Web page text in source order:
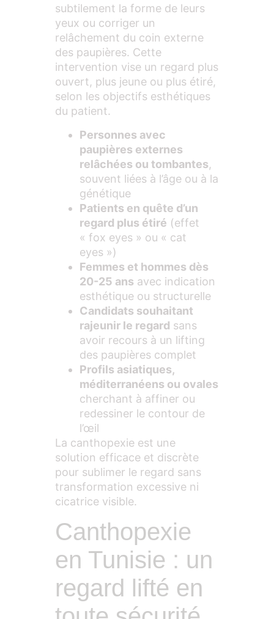
subtilement la forme de leurs
yeux ou corriger un
relâchement du coin externe
des paupières. Cette
intervention vise un regard plus
ouvert, plus jeune ou plus étiré,
selon les objectifs esthétiques
du patient.
Personnes avec
paupières externes
relâchées ou tombantes,
souvent liées à l’âge ou à la
génétique
Patients en quête d’un
regard plus étiré (effet
« fox eyes » ou « cat
eyes »)
Femmes et hommes dès
20-25 ans avec indication
esthétique ou structurelle
Candidats souhaitant
rajeunir le regard sans
avoir recours à un lifting
des paupières complet
Profils asiatiques,
méditerranéens ou ovales
cherchant à affiner ou
redessiner le contour de
l’œil
La canthopexie est une
solution efficace et discrète
pour sublimer le regard sans
transformation excessive ni
cicatrice visible.
Canthopexie
en Tunisie : un
regard lifté en